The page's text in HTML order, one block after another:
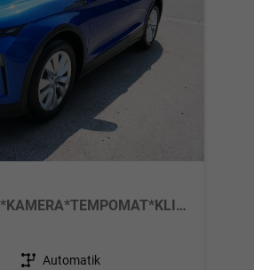
60*ACC*PDC*LED*SHZ*KAMERA*TEMPOMAT*KLIMA*SMARTLINK*EL-HECKKLAPPE*19-ZOLL
Getriebe Automatik